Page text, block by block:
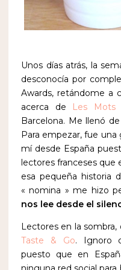
Unos días atrás, la
desconocía por
Awards, retándome a
acerca de Les Mots
Barcelona. Me llenó
Para empezar, fue una
mí desde España
lectores franceses que
esa pequeña historia
« nomina » me hizo
nos lee desde el
Lectores en la
Taste & Go. Ignoro
puesto que en